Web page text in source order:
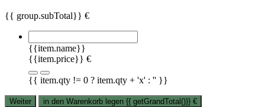
{{ group.subTotal}} €
{{item.name}}
{{item.price}} €
{{ item.qty != 0 ? item.qty + 'x' : '' }}
Weiter in den Warenkorb legen {{ getGrandTotal()}} €